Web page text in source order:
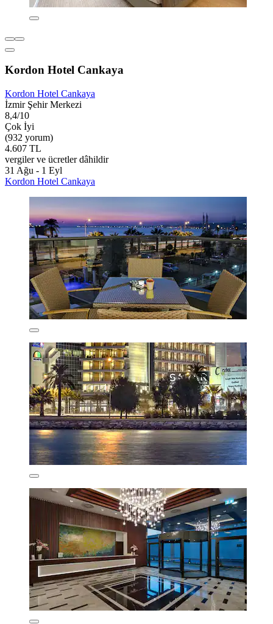
Kordon Hotel Cankaya
Kordon Hotel Cankaya
İzmir Şehir Merkezi
8,4/10
Çok İyi
(932 yorum)
4.607 TL
vergiler ve ücretler dâhildir
31 Ağu - 1 Eyl
Kordon Hotel Cankaya